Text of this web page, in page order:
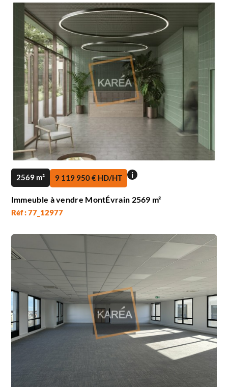
2569 m² 9 119 950 € HD/HT i
Immeuble à vendre MontÉvrain 2569 m²
Réf : 77_12977